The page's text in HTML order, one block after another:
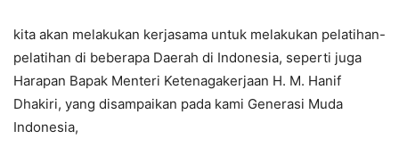
kita akan melakukan kerjasama untuk melakukan pelatihan-
pelatihan di beberapa Daerah di Indonesia, seperti juga
Harapan Bapak Menteri Ketenagakerjaan H. M. Hanif
Dhakiri, yang disampaikan pada kami Generasi Muda
Indonesia,